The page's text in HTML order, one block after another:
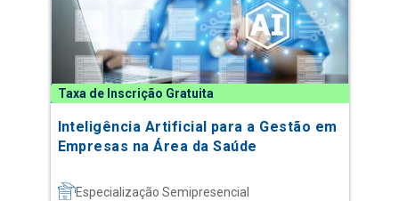
Taxa de Inscrição Gratuita
Inteligência Artificial para a Gestão em
Empresas na Área da Saúde
Especialização Semipresencial